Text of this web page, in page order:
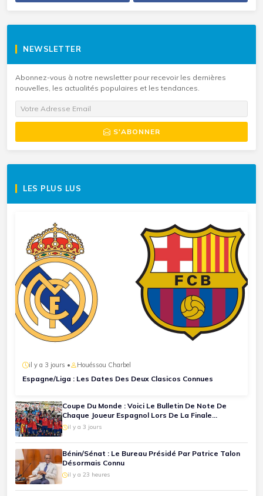
NEWSLETTER
Abonnez-vous à notre newsletter pour recevoir les dernières
nouvelles, les actualités populaires et les tendances.
S'ABONNER
LES PLUS LUS
il y a 3 jours • Houéssou Charbel
Espagne/Liga : Les Dates Des Deux Clasicos Connues
Coupe Du Monde : Voici Le Bulletin De Note De
Chaque Joueur Espagnol Lors De La Finale
Espagne-Argentine
il y a 3 jours
Bénin/Sénat : Le Bureau Présidé Par Patrice Talon
Désormais Connu
il y a 23 heures